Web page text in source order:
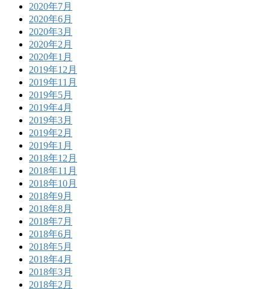
2020年7月
2020年6月
2020年3月
2020年2月
2020年1月
2019年12月
2019年11月
2019年5月
2019年4月
2019年3月
2019年2月
2019年1月
2018年12月
2018年11月
2018年10月
2018年9月
2018年8月
2018年7月
2018年6月
2018年5月
2018年4月
2018年3月
2018年2月